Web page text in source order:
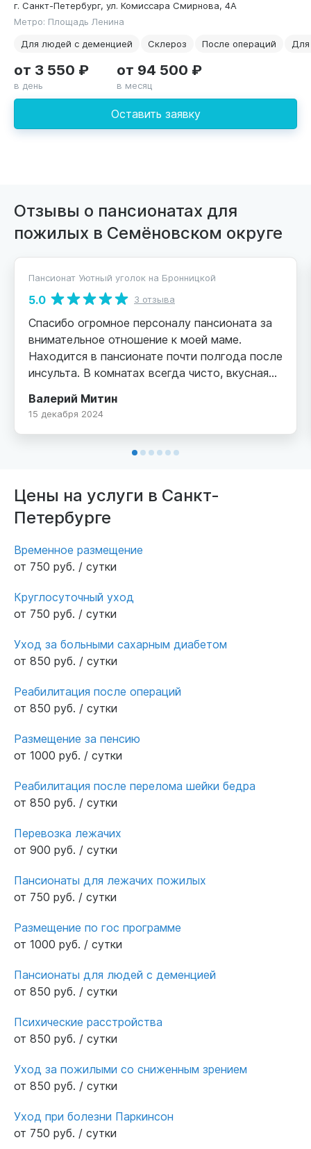
г. Санкт-Петербург, ул. Комиссара Смирнова, 4А
Метро: Площадь Ленина
Для людей с деменцией
Склероз После операций
Оставить заявку
от 3 550 ₽
в день
от 94 500 ₽
в месяц
Отзывы о пансионатах для
пожилых в Семёновском округе
Пансионат Уютный уголок на Бронницкой
5.0 3 отзыва
Спасибо огромное персоналу пансионата за
внимательное отношение к моей маме.
Находится в пансионате почти полгода после
инсульта. В комнатах всегда чисто, вкусная
доброжелательная обстановка способствует
общению бабулечек. Мы очень довольны!
Валерий Митин
15 декабря 2024
Цены на услуги в Санкт-
Петербурге
Временное размещение
от 750 руб. / сутки
Круглосуточный уход
от 750 руб. / сутки
Уход за больными сахарным диабетом
от 850 руб. / сутки
Реабилитация после операций
от 850 руб. / сутки
Размещение за пенсию
от 1000 руб. / сутки
Реабилитация после перелома шейки бедра
от 850 руб. / сутки
Перевозка лежачих
от 900 руб. / сутки
Пансионаты для лежачих пожилых
от 750 руб. / сутки
Размещение по гос программе
от 1000 руб. / сутки
Пансионаты для людей с деменцией
от 850 руб. / сутки
Психические расстройства
от 850 руб. / сутки
Уход за пожилыми со сниженным зрением
от 850 руб. / сутки
Уход при болезни Паркинсон
от 750 руб. / сутки